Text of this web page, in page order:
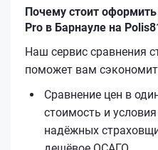
Почему стоит
Pro в Барнауле на
Наш сервис сравнения
поможет вам
Сравнение цен в
стоимость и
надёжных